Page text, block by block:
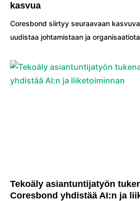
kasvua
Coresbond siirtyy seuraavaan
uudistaa johtamistaan ja
Tekoäly asiantuntijatyön
Coresbond yhdistää AI:n ja